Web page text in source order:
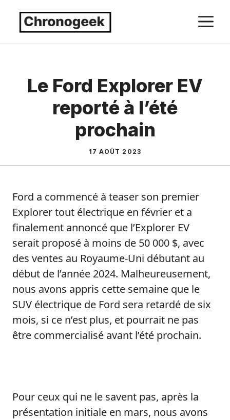
Le Ford Explorer EV
reporté à l’été
prochain
17 AOÛT 2023
Ford a commencé à teaser son premier
Explorer tout électrique en février et a
finalement annoncé que l’Explorer EV
serait proposé à moins de 50 000 $, avec
des ventes au Royaume-Uni débutant au
début de l’année 2024. Malheureusement,
nous avons appris cette semaine que le
SUV électrique de Ford sera retardé de six
mois, si ce n’est plus, et pourrait ne pas
être commercialisé avant l’été prochain.
Pour ceux qui ne le savent pas, après la
présentation initiale en mars, nous avons